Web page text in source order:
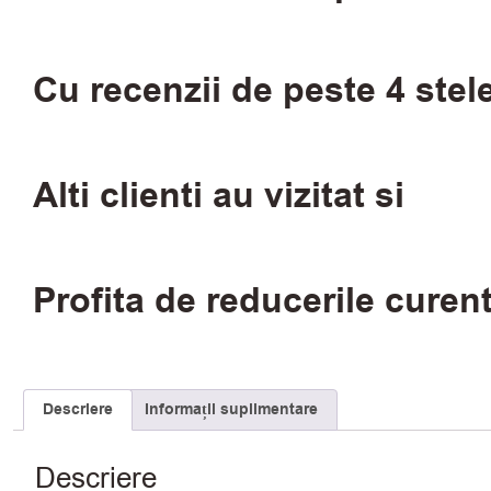
Cu recenzii de peste 4
Alti clienti au vizitat si
Profita de reducerile
Descriere Informații suplimentare
Descriere